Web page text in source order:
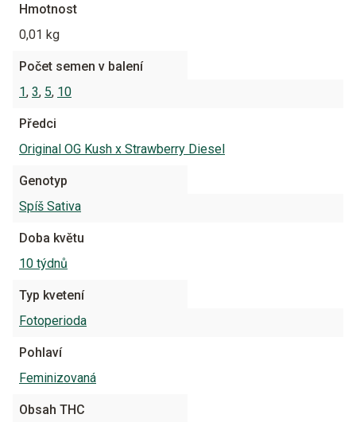
Hmotnost
0,01 kg
Počet semen v balení
1, 3, 5, 10
Předci
Original OG Kush x Strawberry Diesel
Genotyp
Spíš Sativa
Doba květu
10 týdnů
Typ kvetení
Fotoperioda
Pohlaví
Feminizovaná
Obsah THC